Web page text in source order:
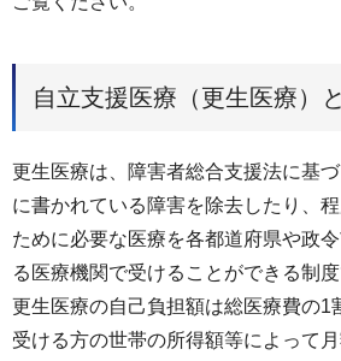
自立支援医療（更生医療）
更生医療は、障害者総合支援法に基
に書かれている障害を除去したり、
ために必要な医療を各都道府県や政
る医療機関で受けることができる制度
更生医療の自己負担額は総医療費の1
受ける方の世帯の所得額等によって